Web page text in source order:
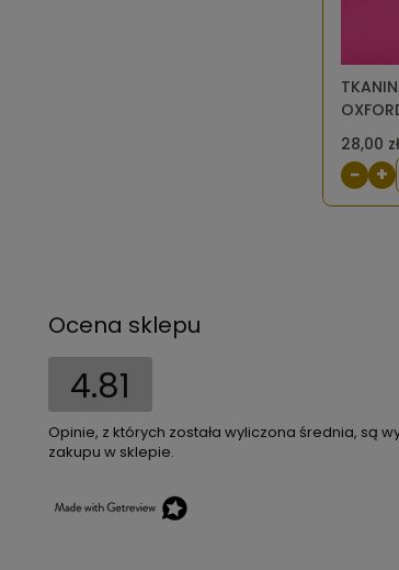
28,00 zł
− +
Ocena sklepu
4.81
Opinie, z których została wyliczona średnia, są
zakupu w sklepie.